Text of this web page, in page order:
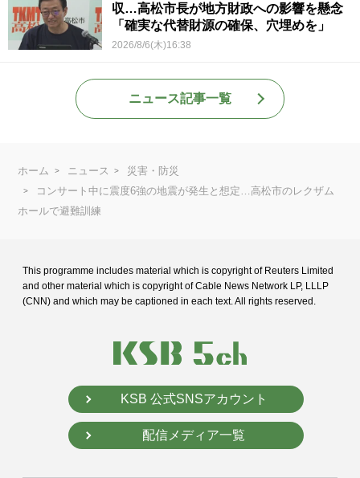
収…高松市長が地方財政への影響を懸念
「確実な代替財源の確保、穴埋めを」
2026/8/6(木)16:38
ニュース記事一覧
ホーム ニュース
災害・防災
コンサート中に震度6強の地震が発生と想定…高松市のレクザム
ホールで避難訓練
This programme includes material which is copyright of Reuters Limited
and other material which is copyright of Cable News Network LP, LLLP
(CNN) and which may be captioned in each text. All rights reserved.
KSB 公式SNSアカウント
配信メディア一覧